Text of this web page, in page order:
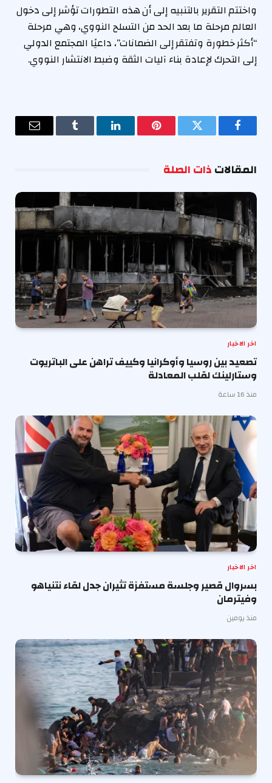
واختتم التقرير بالتنبيه إلى أن هذه التطورات تؤشر إلى دخول
العالم مرحلة ما بعد الحد من التسلح النووي، وهي مرحلة
“أكثر خطورة وتفتقر إلى الضمانات”، داعيًا المجتمع الدولي
إلى التحرك لإعادة بناء آليات الثقة وضبط الانتشار النووي.
فيسبوك تويتر بينتيريستلينكدإن Tumblr
البريد
المقالاتذات الصلة
اخر الاخبار
تصعيد بين روسيا وأوكرانيا وكييف تراهن على الباتريوت
وستارلينك لقلب المعادلة
منذ 16 ساعة
اخر الاخبار
بسروال قصير وجلسة مستفزة تثيران جدل لقاء نتنياهو
وفيترمان
منذ يومين